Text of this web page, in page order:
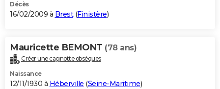
Décès
16/02/2009 à Brest(Finistère)
Mauricette BEMONT (78 ans)
Créer une cagnotte obsèques
Naissance
12/11/1930 à Héberville (Seine-Maritime)